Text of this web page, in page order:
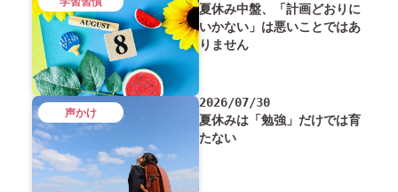
夏休み中盤、「計画どおりに
いかない」は悪いことではあ
りません
2026/07/30
夏休みは「勉強」だけでは育
たない
声かけ